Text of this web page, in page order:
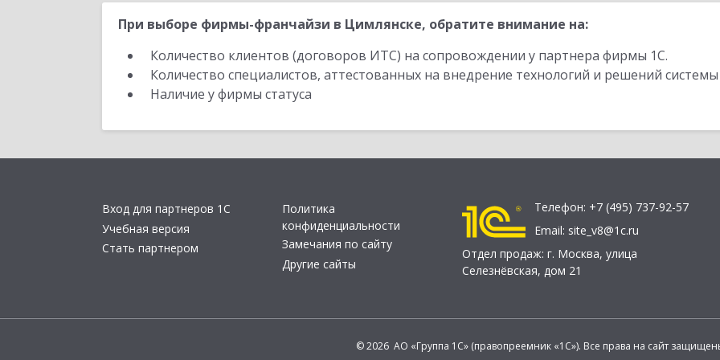
При выборе фирмы-франчайзи в Цимлянске, обратите внимание на:
Количество клиентов (договоров ИТС) на сопровождении у партнера фирмы 1С.
Количество специалистов, аттестованных на внедрение технологий и решений
Наличие у фирмы статуса
Вход для партнеров 1С
Учебная версия
Стать партнером
Политика
конфиденциальности
Замечания по сайту
Другие сайты
Телефон: +7 (495) 737-92-57
Email: site_v8@1c.ru
Отдел продаж: г. Москва, улица
Селезнёвская, дом 21
© 2026 АО «Группа 1С» (правопреемник «1С»). Все права на сайт